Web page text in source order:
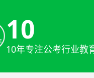
10
10年专注公考行业教